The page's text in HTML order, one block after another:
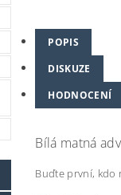
POPIS
DISKUZE
HODNOCENÍ
Bílá matná
Buďte první, kdo